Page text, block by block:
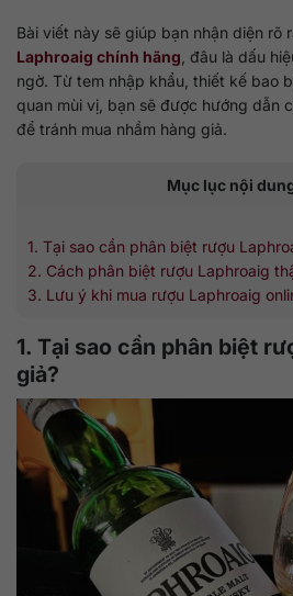
Bài viết này sẽ giúp bạn nhận diện rõ
Laphroaig chính hãng , đâu là dấu
ngờ. Từ tem nhập khẩu, thiết kế bao
quan mùi vị, bạn sẽ được hướng dẫn
để tránh mua nhầm hàng giả.
Mục lục nội
1. Tại sao cần phân biệt rượu
2. Cách phân biệt rượu Laphroaig
3. Lưu ý khi mua rượu Laphroaig
1. Tại sao cần phân biệt
giả?